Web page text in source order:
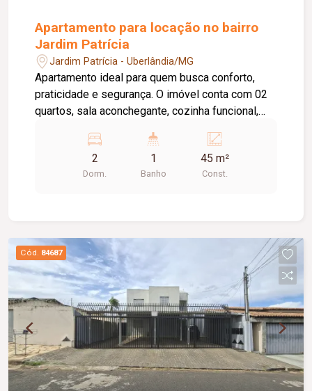
Apartamento para locação no bairro
Jardim Patrícia
Jardim Patrícia - Uberlândia/MG
Apartamento ideal para quem busca conforto,
praticidade e segurança. O imóvel conta com 02
quartos, sala aconchegante, cozinha funcional,
estacionamento. O condomínio oferece uma
excelente estrutura de lazer e comodidade, com
portaria 24 horas, piscina, playground e salão de
confortável e com opções de lazer para
aproveitar todos os momentos.
2
Dorm.
1
Banho
45 m²
Const.
Cód. 84687